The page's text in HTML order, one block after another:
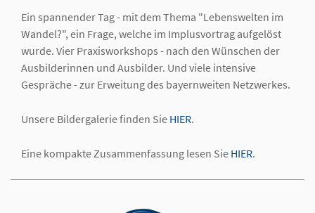
Ein spannender Tag - mit dem Thema "Lebenswelten im
Wandel?", ein Frage, welche im Implusvortrag aufgelöst
wurde. Vier Praxisworkshops - nach den Wünschen der
Ausbilderinnen und Ausbilder. Und viele intensive
Gespräche - zur Erweitung des bayernweiten Netzwerkes.
Unsere Bildergalerie finden Sie HIER.
Eine kompakte Zusammenfassung lesen Sie HIER.